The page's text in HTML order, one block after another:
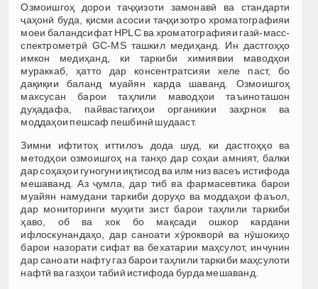
Озмоишгоҳ дорои таҷҳизоти замонавӣ ва стандарти
ҷаҳонӣ буда, қисми асосии таҷҳизотро хроматографияи
моеи баландсифат HPLC ва хроматографияи газӣ-масс-
спектрометрӣ GC-MS ташкил медиҳанд. Ин дастгоҳҳо
имкон медиҳанд, ки таркиби химиявии маводҳои
мураккаб, ҳатто дар консентратсияи хеле паст, бо
дақиқии баланд муайян карда шаванд. Озмоишгоҳ
махсусан барои таҳлили маводҳои таъиноташон
дуҳадафа, пайвастагиҳои органикии заҳрнок ва
моддаҳои пешсаф пешбинӣ шудааст.
Зимни ифтитоҳ иттилоъ дода шуд, ки дастгоҳҳо ва
методҳои озмоишгоҳ на танҳо дар соҳаи амният, балки
дар соҳаҳои гуногуни иқтисод ва илм низ васеъ истифода
мешаванд. Аз ҷумла, дар тиб ва фармасевтика барои
муайян намудани таркиби доруҳо ва моддаҳои фаъол,
дар мониторинги муҳити зист барои таҳлили таркиби
ҳаво, об ва хок бо мақсади ошкор кардани
ифлоскунандаҳо, дар саноати хӯрокворӣ ва нӯшокиҳо
барои назорати сифат ва бехатарии маҳсулот, инчунин
дар саноати нафту газ барои таҳлили таркиби маҳсулоти
нафтӣ ва газҳои табиӣ истифода бурда мешаванд.